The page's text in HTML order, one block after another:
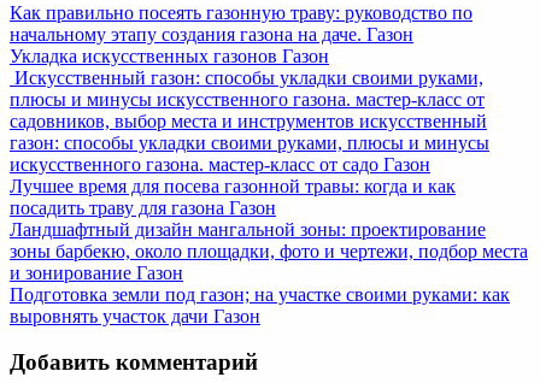
Как правильно посеять газонную траву: руководство по
начальному этапу создания газона на даче. Газон
Укладка искусственных газонов Газон
Искусственный газон: способы укладки своими руками,
плюсы и минусы искусственного газона. мастер-класс от
садовников, выбор места и инструментов искусственный
газон: способы укладки своими руками, плюсы и минусы
искусственного газона. мастер-класс от садо Газон
Лучшее время для посева газонной травы: когда и как
посадить траву для газона Газон
Ландшафтный дизайн мангальной зоны: проектирование
зоны барбекю, около площадки, фото и чертежи, подбор места
и зонирование Газон
Подготовка земли под газон; на участке своими руками: как
выровнять участок дачи Газон
Добавить комментарий